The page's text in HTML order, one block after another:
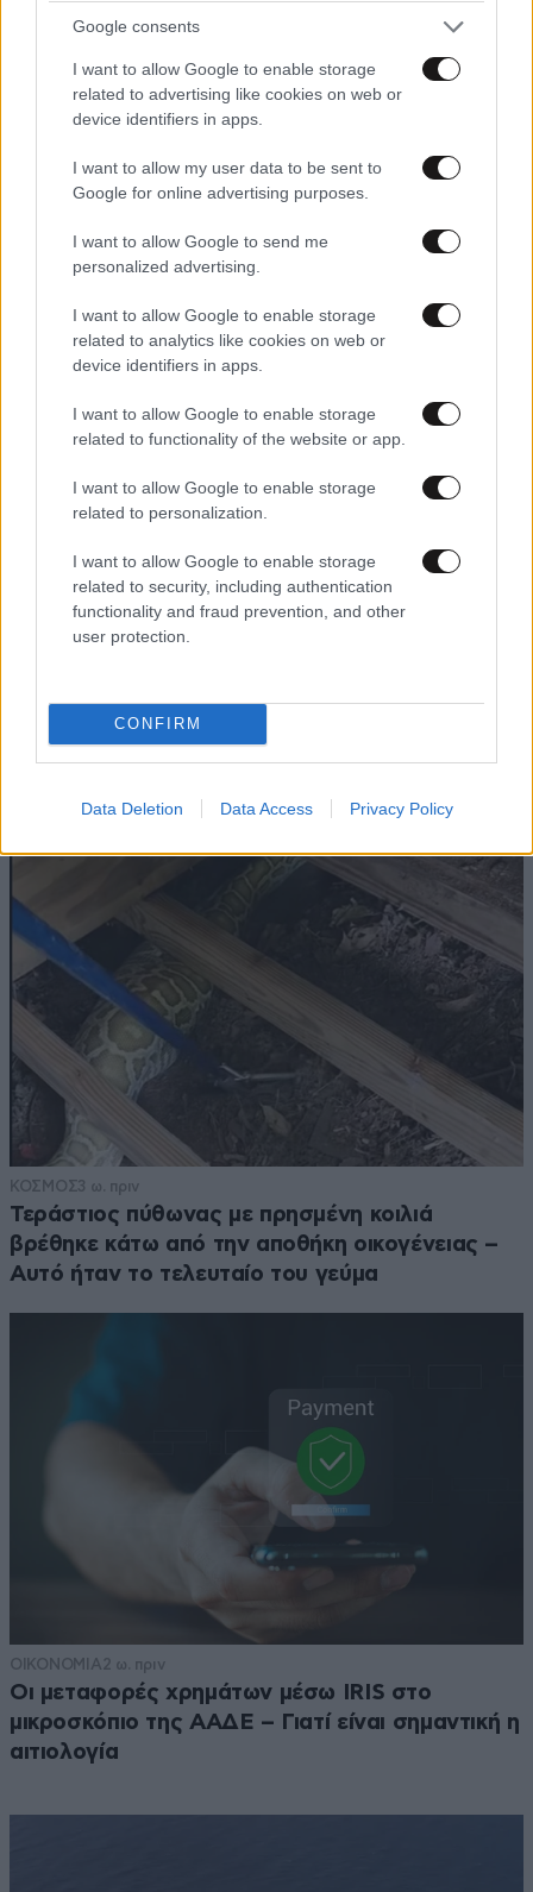
Google consents
I want to allow Google to enable storage
related to advertising like cookies on web or
device identifiers in apps.
I want to allow my user data to be sent to
Google for online advertising purposes.
I want to allow Google to send me
personalized advertising.
I want to allow Google to enable storage
related to analytics like cookies on web or
device identifiers in apps.
I want to allow Google to enable storage
related to functionality of the website or app.
I want to allow Google to enable storage
related to personalization.
I want to allow Google to enable storage
related to security, including authentication
functionality and fraud prevention, and other
user protection.
CONFIRM
Data Deletion Data Access Privacy Policy
Το μυαλό μπορεί να γυμναστεί, όπως ακριβώς
και οι μύες – Νευρολόγος εξηγεί πώς να
ΚΟΣΜΟΣ3 ω. πριν
Τεράστιος πύθωνας με πρησμένη κοιλιά
βρέθηκε κάτω από την αποθήκη οικογένειας –
Αυτό ήταν το τελευταίο του γεύμα
ΟΙΚΟΝΟΜΙΑ 2 ω. πριν
Οι μεταφορές χρημάτων μέσω IRIS στο
μικροσκόπιο της ΑΑΔΕ – Γιατί είναι σημαντική η
αιτιολογία